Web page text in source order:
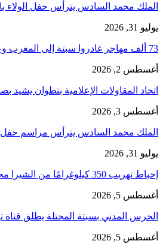
الملك محمد السادس يترأس حفل الولاء
يوليو 31, 2026
73 ألف مهاجر غادروا سبتة إلى المغرب وعدد القتلى يرتفع لـ71
أغسطس 2, 2026
اتحاد المقاولات الإعلامية بتطوان يشيد
أغسطس 3, 2026
الملك محمد السادس يترأس مراسم
يوليو 31, 2026
إحباط تهريب 350 كيلوغرامًا من الشيرا محشوة داخل قوالب…
أغسطس 5, 2026
الحرس المدني بسبتة المحتلة يطلق
أغسطس 5, 2026